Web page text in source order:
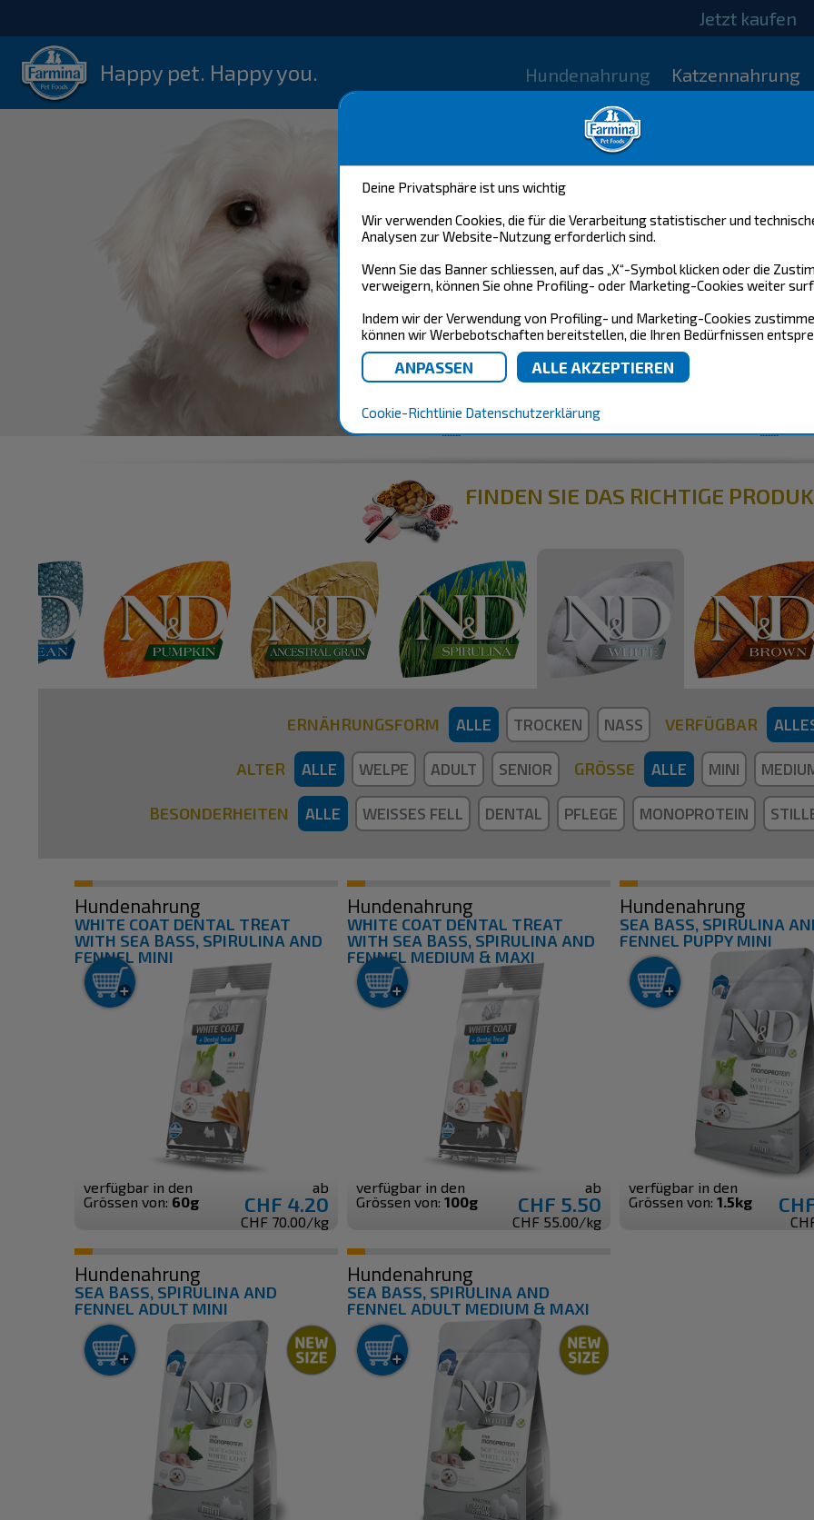
Deine Privatsphäre ist uns wichtig
Wir verwenden Cookies, die für die Verarbeitung statistischer und
Analysen zur Website-Nutzung erforderlich sind.
Wenn Sie das Banner schliessen, auf das „X“-Symbol klicken oder die
verweigern, können Sie ohne Profiling- oder Marketing-Cookies weiter
Indem wir der Verwendung von Profiling- und Marketing-Cookies
können wir Werbebotschaften bereitstellen, die Ihren Bedürfnissen
Cookie-Richtlinie Datenschutzerklärung
Jetzt kaufen
Happy pet. Happy you. Hundenahrung Katzennahrung
N&D WHITE
FINDEN SIE DAS RICHTIGE
ERNÄHRUNGSFORM ALLE TROCKEN NASS VERFÜGBAR
ALTER ALLE WELPE ADULT SENIOR GRÖSSE ALLE MINI
BESONDERHEITEN ALLE WEISSES FELL DENTAL PFLEGE MONOPROTEIN
Hundenahrung
WHITE COAT DENTAL TREAT
WITH SEA BASS, SPIRULINA AND
FENNEL MINI
verfügbar in den
Grössen von: 60g
ab
CHF 4.20
CHF 70.00/kg
Hundenahrung
WHITE COAT DENTAL TREAT
WITH SEA BASS, SPIRULINA AND
FENNEL MEDIUM & MAXI
verfügbar in den
Grössen von: 100g
ab
CHF 5.50
CHF 55.00/kg
Hundenahrung
SEA BASS, SPIRULINA
FENNEL PUPPY MINI
verfügbar in den
Grössen von: 1.5kg
Hundenahrung
SEA BASS, SPIRULINA AND
FENNEL ADULT MINI
Hundenahrung
SEA BASS, SPIRULINA AND
FENNEL ADULT MEDIUM & MAXI